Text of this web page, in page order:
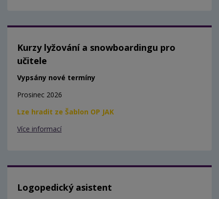
Kurzy lyžování a snowboardingu pro
učitele
Vypsány nové termíny
Prosinec 2026
Lze hradit ze Šablon OP JAK
Více informací
Logopedický asistent